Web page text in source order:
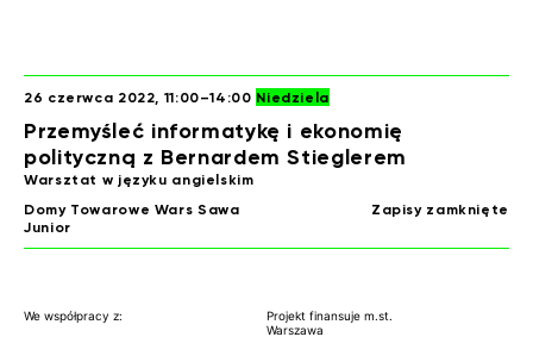
26 czerwca 2022, 11:00–14:00 Niedziela
Przemyśleć informatykę i ekonomię
polityczną z Bernardem Stieglerem
Warsztat w języku angielskim
Domy Towarowe Wars Sawa
Junior
Zapisy zamknięte
We współpracy z:
Projekt finansuje m.st.
Warszawa